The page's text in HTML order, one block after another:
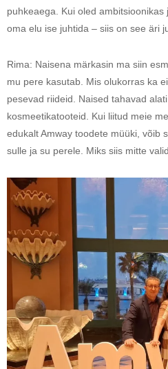
puhkeaega. Kui oled ambitsioonikas
oma elu ise juhtida – siis on see äri
Rima: Naisena märkasin ma siin
mu pere kasutab. Mis olukorras ka
pesevad riideid. Naised tahavad
kosmeetikatooteid. Kui liitud meie
edukalt Amway toodete müüki, võib
sulle ja su perele. Miks siis mitte